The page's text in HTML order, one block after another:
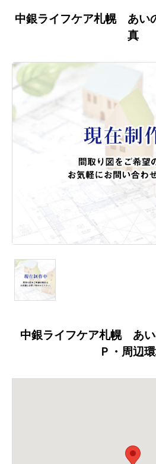
中銀ライフケア札幌 あい
真
中銀ライフケア札幌 あい
Ｐ・周辺